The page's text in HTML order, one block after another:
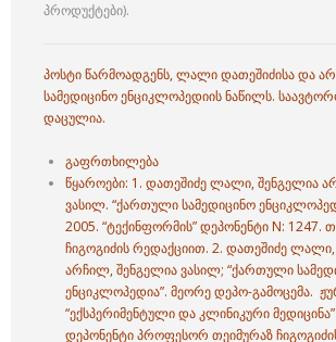
პროდუქტები).
პოსტი წარმოადგენს, ლალი დათეშიძისა და
სამედიცინო ენციკლოპედიის ნაწილს.
დაცულია.
გაფრთხილება
წყაროები: 1. დათეშიძე ლალი,შენგელია
ვასილ. “ქართული სამედიცინო
2005. “ტექინფორმის” დეპონენტი N: 1247.
ჩიგოგიძის რედაქციით. 2. დათეშიძე ლალი,
არჩილ,შენგელია ვასილ; “ქართული
ენციკლოპედია”. მეორე დეპო-გამოცემა.
“ექსპერიმენტული და კლინიკური
დეპონენტი პროფესორ თეიმურაზ